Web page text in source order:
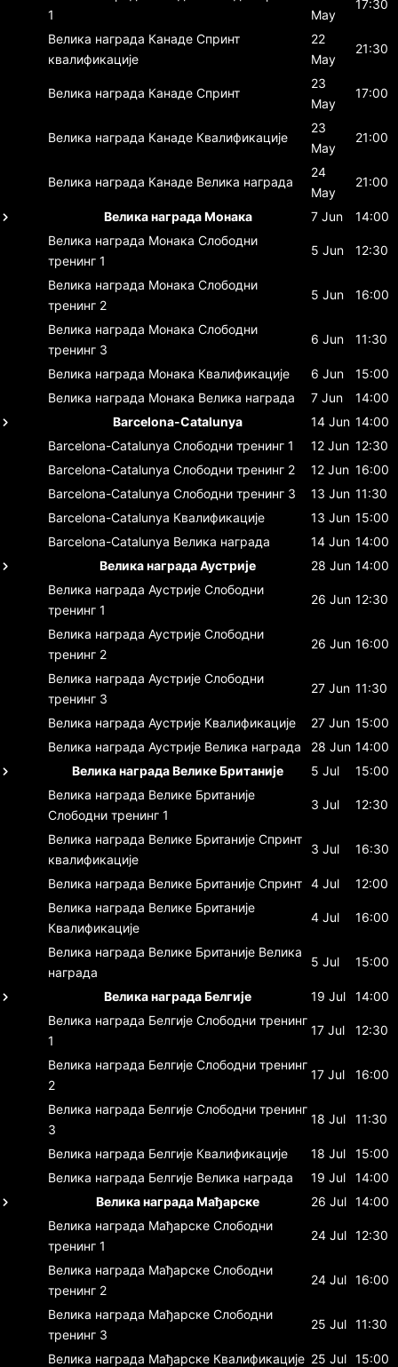
1
May
17:30
Велика награда Канаде Спринт
квалификације
22
May
21:30
Велика награда Канаде Спринт
23
May
17:00
Велика награда Канаде Квалификације
23
May
21:00
Велика награда Канаде Велика награда
24
May
21:00
Велика награда Монака 7 Jun
14:00
Велика награда Монака Слободни
тренинг 1
5 Jun 12:30
Велика награда Монака Слободни
тренинг 2
5 Jun 16:00
Велика награда Монака Слободни
тренинг 3
6 Jun 11:30
Велика награда Монака Квалификације 6 Jun
15:00
Велика награда Монака Велика награда 7 Jun
14:00
Barcelona-Catalunya
14 Jun 14:00
Barcelona-Catalunya Слободни тренинг 1 12 Jun 12:30
Barcelona-Catalunya Слободни тренинг 2 12 Jun 16:00
Barcelona-Catalunya Слободни тренинг 3 13 Jun 11:30
Barcelona-Catalunya Квалификације 13 Jun 15:00
Barcelona-Catalunya Велика награда 14 Jun 14:00
Велика награда Аустрије
28 Jun 14:00
Велика награда Аустрије Слободни
тренинг 1
26 Jun 12:30
Велика награда Аустрије Слободни
тренинг 2
26 Jun 16:00
Велика награда Аустрије Слободни
тренинг 3
27 Jun 11:30
Велика награда Аустрије Квалификације 27 Jun 15:00
Велика награда Аустрије Велика награда 28 Jun 14:00
Велика награда Велике Британије
5 Jul
15:00
Велика награда Велике Британије
Слободни тренинг 1
3 Jul 12:30
Велика награда Велике Британије Спринт
квалификације
3 Jul 16:30
Велика награда Велике Британије Спринт 4 Jul
12:00
Велика награда Велике Британије
Квалификације
4 Jul 16:00
Велика награда Велике Британије Велика
награда
5 Jul 15:00
Велика награда Белгије 19 Jul
14:00
Велика награда Белгије Слободни тренинг
1
17 Jul 12:30
Велика награда Белгије Слободни тренинг
2
17 Jul 16:00
Велика награда Белгије Слободни тренинг
3
18 Jul 11:30
Велика награда Белгије Квалификације 18 Jul
15:00
Велика награда Белгије Велика награда 19 Jul
14:00
Велика награда Мађарске
26 Jul 14:00
Велика награда Мађарске Слободни
тренинг 1
24 Jul 12:30
Велика награда Мађарске Слободни
тренинг 2
24 Jul 16:00
Велика награда Мађарске Слободни
тренинг 3
25 Jul 11:30
Велика награда Мађарске Квалификације 25 Jul 15:00